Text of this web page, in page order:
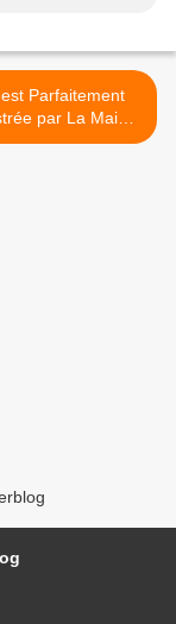
Parfaitement
par La Main
Agissante de Dieu... >